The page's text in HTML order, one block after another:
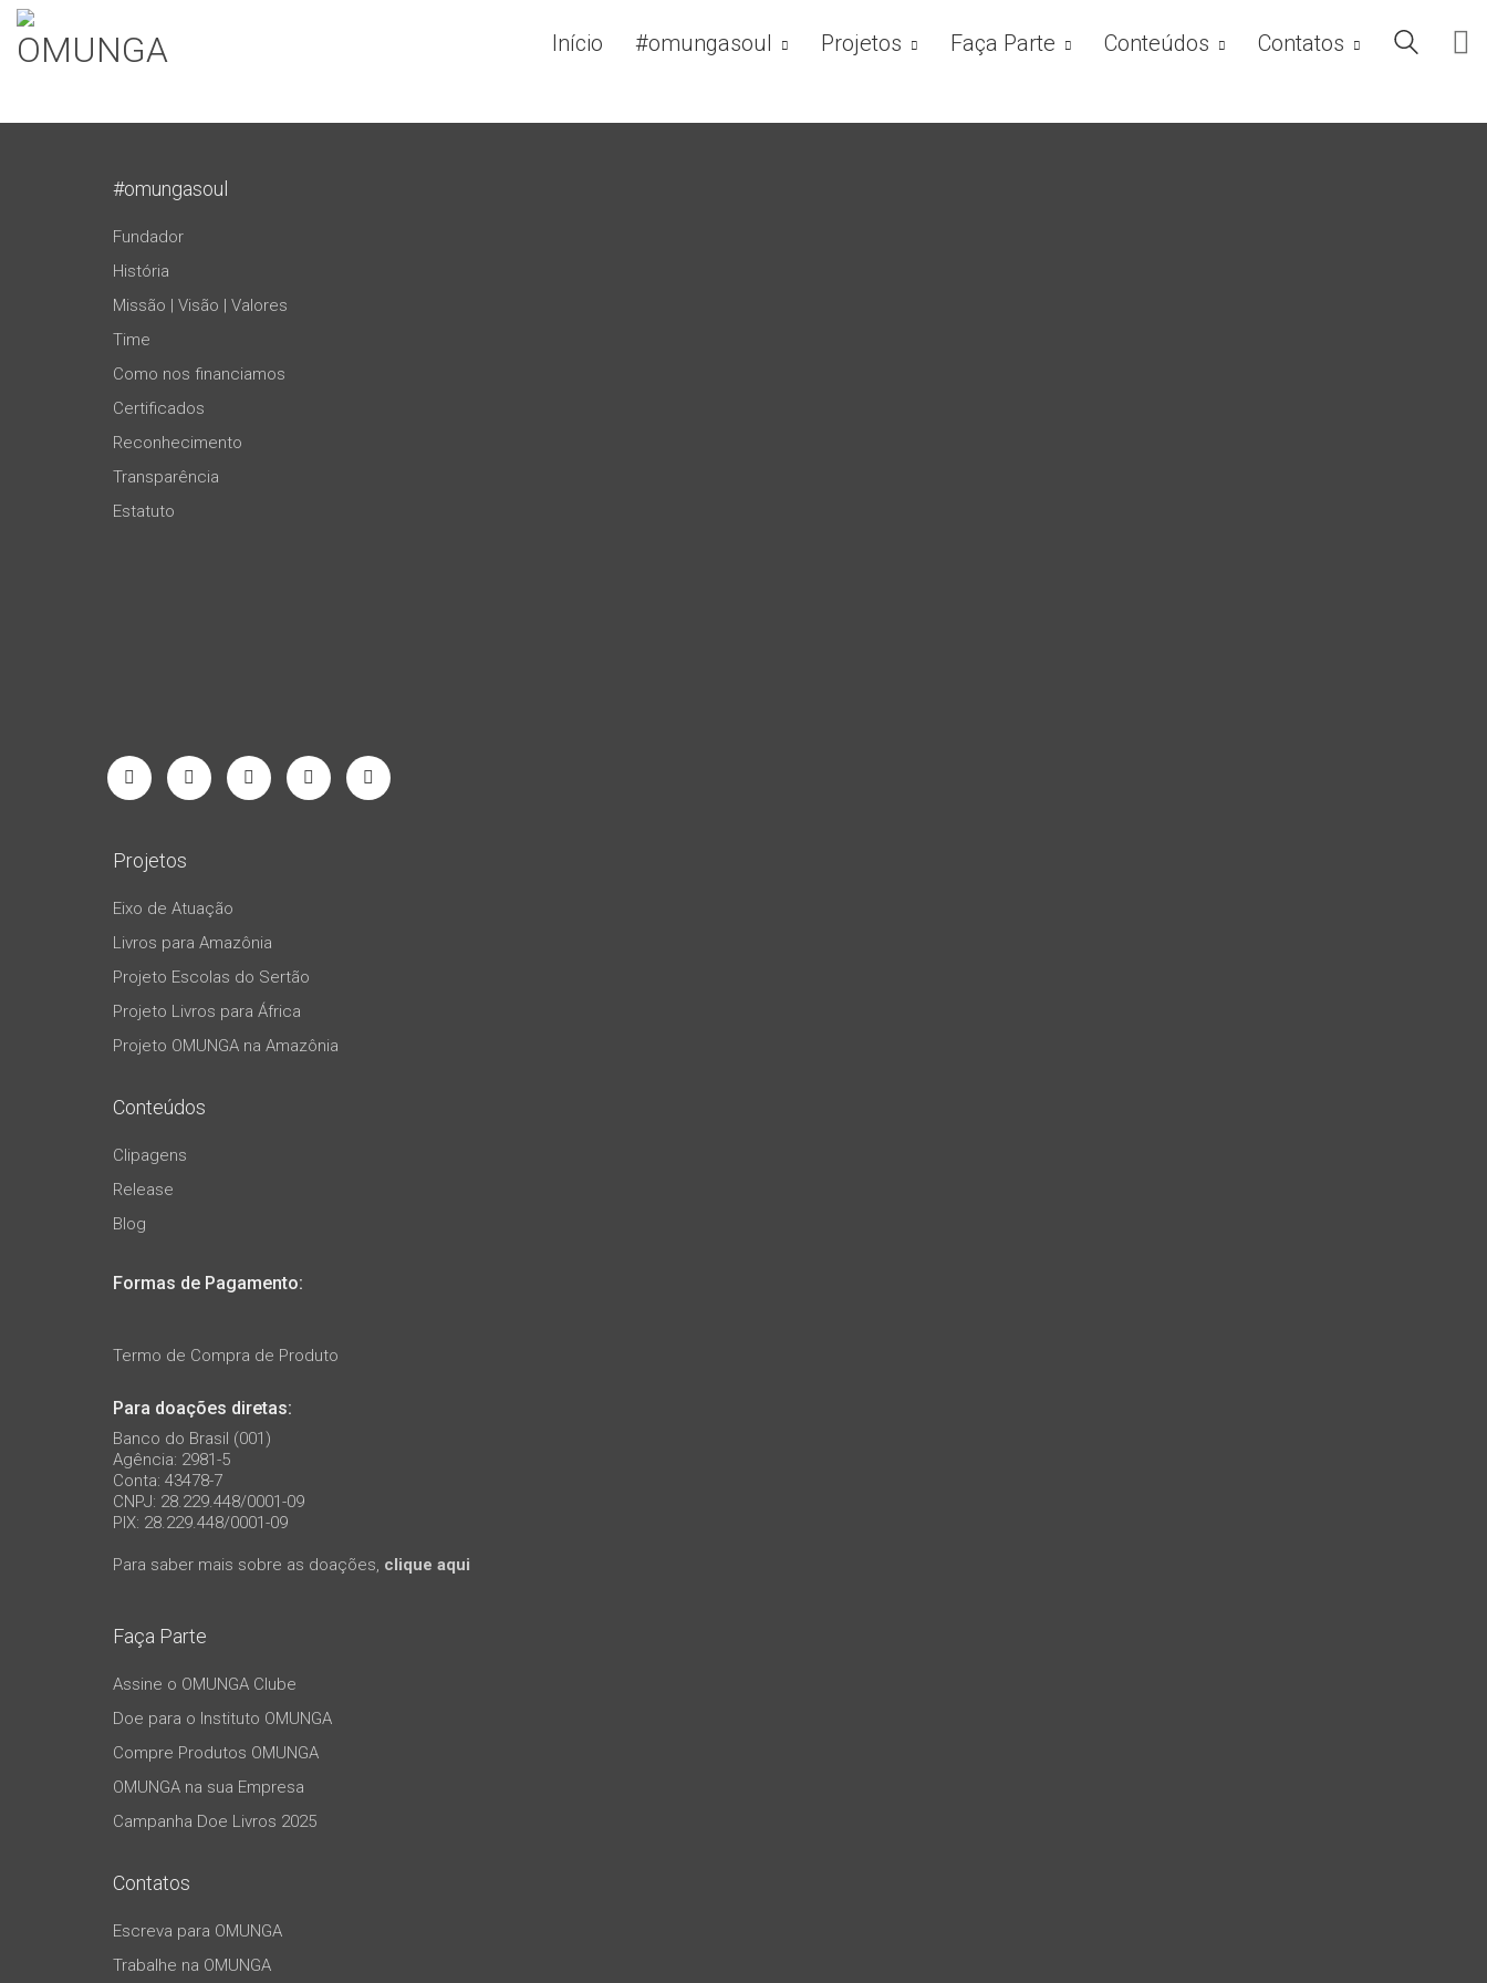
Início #omungasoul Projetos Faça Parte Conteúdos Contatos
#omungasoul
Fundador
História
Missão | Visão | Valores
Time
Como nos financiamos
Certificados
Reconhecimento
Transparência
Estatuto
Projetos
Eixo de Atuação
Livros para Amazônia
Projeto Escolas do Sertão
Projeto Livros para África
Projeto OMUNGA na Amazônia
Conteúdos
Clipagens
Release
Blog
Formas de Pagamento:
Termo de Compra de Produto
Para doações diretas:
Banco do Brasil (001)
Agência: 2981-5
Conta: 43478-7
CNPJ: 28.229.448/0001-09
PIX: 28.229.448/0001-09
Para saber mais sobre as doações, clique aqui
Faça Parte
Assine o OMUNGA Clube
Doe para o Instituto OMUNGA
Compre Produtos OMUNGA
OMUNGA na sua Empresa
Campanha Doe Livros 2025
Contatos
Escreva para OMUNGA
Trabalhe na OMUNGA